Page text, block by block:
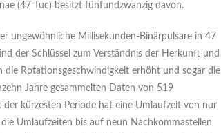
(47 Tuc) besitzt fünfundzwanzig davon.
ungewöhnliche Millisekunden-Binärpulsare in 47
der Schlüssel zum Verständnis der Herkunft und
die Rotationsgeschwindigkeit erhöht und sogar die
Jahre gesammelten Daten von 519
kürzesten Periode hat eine Umlaufzeit von nur
Umlaufzeiten bis auf neun Nachkommastellen